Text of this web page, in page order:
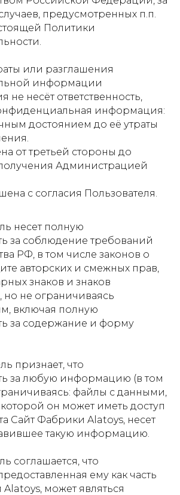
предусмотренных п.п.
Политики
или разглашения
информации
не несёт ответственность,
информация:
достоянием до её утраты
от третьей стороны до
Администрацией
с согласия Пользователя.
несет полную
за соблюдение требований
РФ, в том числе законов о
авторских и смежных прав,
знаков и знаков
но не ограничиваясь
включая полную
за содержание и форму
признает, что
за любую информацию (в том
файлы с данными,
которой он может иметь доступ
Сайт Фабрики Alatoys, несет
такую информацию.
соглашается, что
ему как часть
может являться